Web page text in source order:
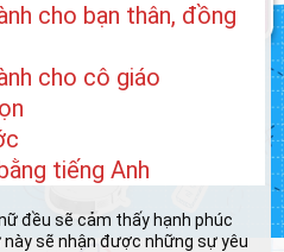
cho bạn thân, đồng
cho cô giáo
tiếng Anh
đều sẽ cảm thấy hạnh phúc
sẽ nhận được những sự yêu